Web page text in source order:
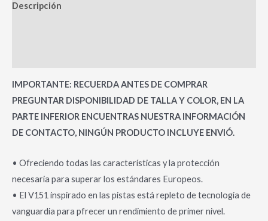
Descripción
IMPORTANTE: RECUERDA ANTES DE COMPRAR
PREGUNTAR DISPONIBILIDAD DE TALLA Y COLOR, EN LA
PARTE INFERIOR ENCUENTRAS NUESTRA INFORMACIÓN
DE CONTACTO, NINGÚN PRODUCTO INCLUYE ENVIÓ.
• Ofreciendo todas las características y la protección
necesaria para superar los estándares Europeos.
• El V151 inspirado en las pistas está repleto de tecnología de
vanguardia para pfrecer un rendimiento de primer nivel.